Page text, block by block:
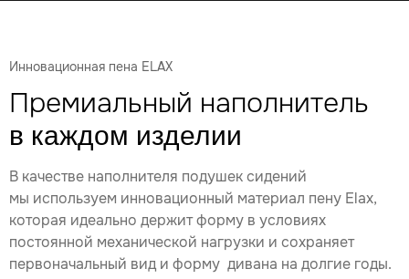
Инновационная пена ELAX
Премиальный наполнитель
в каждом изделии
В качестве наполнителя подушек сидений
мы используем инновационный материал пену Elax,
которая идеально держит форму в условиях
постоянной механической нагрузки и сохраняет
первоначальный вид и форму дивана на долгие годы.